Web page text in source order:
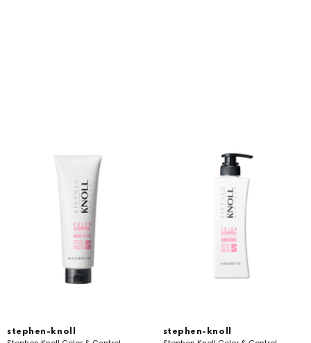
stephen-knoll stephen-knoll